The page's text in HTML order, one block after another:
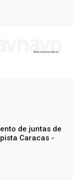
de juntas de
Caracas -